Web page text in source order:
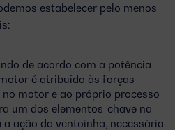
estabelecer pelo menos
de acordo com a potência
é atribuído às forças
motor e ao próprio processo
um dos elementos-chave na
ação da ventoinha, necessária